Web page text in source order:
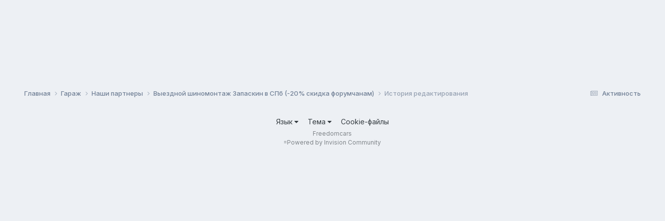
Активность
Главная Гараж Наши партнеры Выездной шиномонтаж Запаскин в СПб (-20% скидка форумчанам) История редактирования
Язык Тема Cookie-файлы
Freedomcars
=Powered by Invision Community